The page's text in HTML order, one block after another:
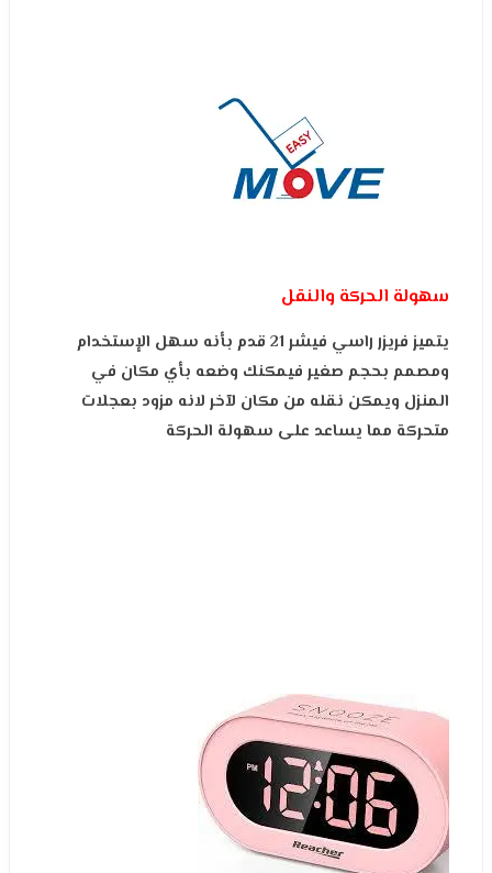
سهولة الحركة والنقل
يتميز فريزر راسي فيشر 21 قدم بأنه سهل الإستخدام
ومصمم بحجم صغير فيمكنك وضعه بأي مكان في
المنزل ويمكن نقله من مكان لآخر لانه مزود بعجلات
متحركة مما يساعد على سهولة الحركة